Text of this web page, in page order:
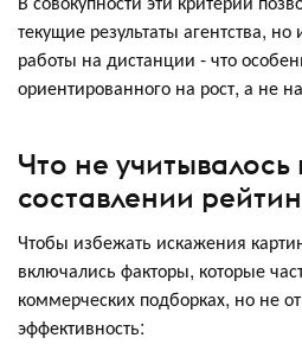
текущие результаты агентства, но
работы на дистанции - что
ориентированного на рост, а не
Что не учитывалось
составлении
Чтобы избежать искажения
включались факторы, которые
коммерческих подборках, но не
эффективность: